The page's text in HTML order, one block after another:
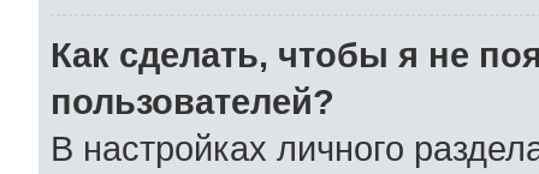
Как сделать, чтобы я не
пользователей?
В настройках личного